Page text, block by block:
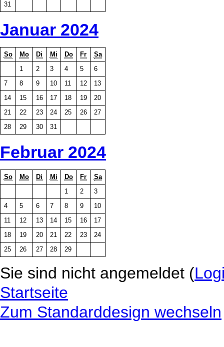
31
Januar 2024
So Mo Di Mi Do Fr
Sa
1
2 3 4 5
6
7
8 9 10 11 12
13
14
15 16 17 18 19
20
21
22 23 24 25 26
27
28
29 30 31
Februar 2024
So Mo Di Mi Do Fr
Sa
1
2
3
4
5 6 7 8 9
10
11
12 13 14 15 16
17
18
19 20 21 22 23
24
25
26 27 28 29
Sie sind nicht angemeldet (
Startseite
Zum Standarddesign wechseln